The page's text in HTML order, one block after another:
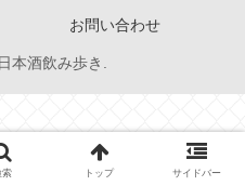
お問い合わせ
本酒飲み歩き.
索 トップ サイドバー